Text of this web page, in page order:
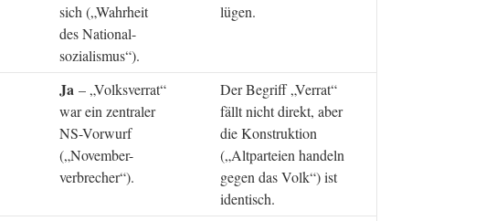
sich („Wahrheit
des National-
sozialismus“).
lügen.
Ja – „Volksverrat“
war ein zentraler
NS-Vorwurf
(„November-
verbrecher“).
Der Begriff „Verrat“
fällt nicht direkt, aber
die Konstruktion
(„Altparteien handeln
gegen das Volk“) ist
identisch.